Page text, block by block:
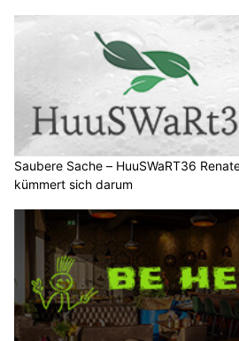
Saubere Sache – HuuSWaRT36
kümmert sich darum